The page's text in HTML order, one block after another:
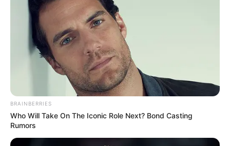
BRAINBERRIES
Who Will Take On The Iconic Role Next? Bond Casting
Rumors